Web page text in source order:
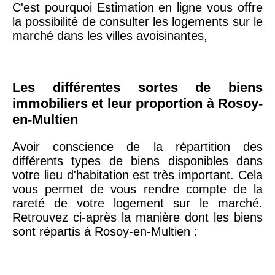
20ème
arrondissement
9 623 € 11 141 €
19ème
arrondissement
9 231 € 10 415 €
75013 - Paris
13ème
arrondissement
10 073 € 11 085 €
76600 - Le Havre 2 455 € 2 453 €
C'est pourquoi Estimation en ligne vous offre
la possibilité de consulter les logements sur le
marché dans les villes avoisinantes,
Les différentes sortes de biens
immobiliers et leur proportion à Rosoy-
en-Multien
Avoir conscience de la répartition des
différents types de biens disponibles dans
votre lieu d'habitation est très important. Cela
vous permet de vous rendre compte de la
rareté de votre logement sur le marché.
Retrouvez ci-après la manière dont les biens
sont répartis à Rosoy-en-Multien :